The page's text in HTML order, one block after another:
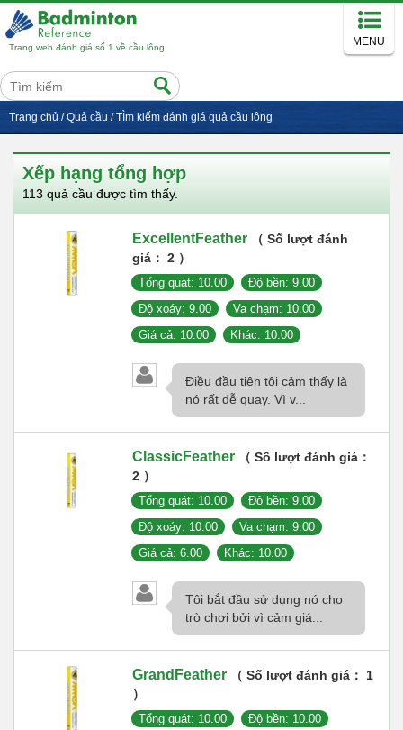
Trang web đánh giá số 1 về cầu lông MENU
Trang chủ /Quả cầu /TÌm kiếm đánh giá quả cầu lông
Xếp hạng tổng hợp
113 quả cầu được tìm thấy.
ExcellentFeather （ Số lượt đánh
giá： 2 ）
Tổng quát: 10.00
Độ bền: 9.00
Độ xoáy: 9.00
Va chạm: 10.00
Giá cả: 10.00
Khác: 10.00
Điều đầu tiên tôi cảm thấy là
nó rất dễ quay. Vì v...
ClassicFeather （ Số lượt đánh giá：
2 ）
Tổng quát: 10.00
Độ bền: 9.00
Độ xoáy: 10.00
Va chạm: 9.00
Giá cả: 6.00
Khác: 10.00
Tôi bắt đầu sử dụng nó cho
trò chơi bởi vì cảm giá...
GrandFeather （ Số lượt đánh giá： 1
）
Tổng quát: 10.00
Độ bền: 10.00